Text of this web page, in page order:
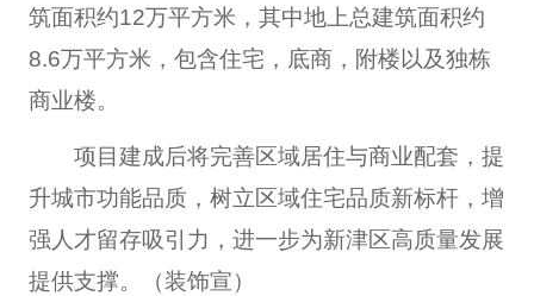
筑面积约12万平方米，其中地上总建筑面积约
8.6万平方米，包含住宅，底商，附楼以及独栋
商业楼。
项目建成后将完善区域居住与商业配套，提
升城市功能品质，树立区域住宅品质新标杆，增
强人才留存吸引力，进一步为新津区高质量发展
提供支撑。（装饰宣）